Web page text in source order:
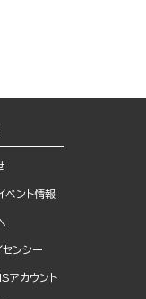
ベント情報
センシー
アカウント